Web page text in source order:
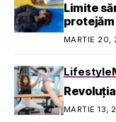
Limite
MARTIE 20,
Lifestyle
MARTIE 13,